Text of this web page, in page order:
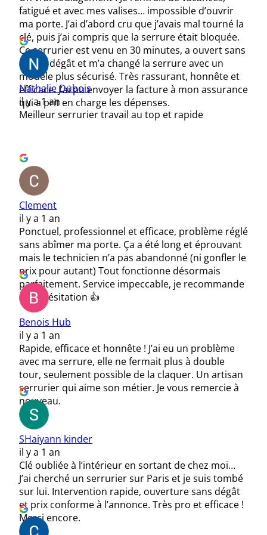
fatigué et avec mes valises… impossible d’ouvrir
ma porte. J’ai d’abord cru que j’avais mal tourné la
clé, puis j’ai compris que la serrure était bloquée.
Ce serrurier est venu en 30 minutes, a ouvert sans
aucun dégât et m’a changé la serrure avec un
modèle plus sécurisé. Très rassurant, honnête et
efficace. J’ai pu envoyer la facture à mon assurance
qui a prit en charge les dépenses.
Nathalie Dubois
il y a 1 an
Meilleur serrurier travail au top et rapide
Clement
il y a 1 an
Ponctuel, professionnel et efficace, problème réglé
sans abîmer ma porte. Ça a été long et éprouvant
mais le technicien n’a pas abandonné (ni gonfler le
prix pour autant) Tout fonctionne désormais
parfaitement. Service impeccable, je recommande
sans hésitation 👍
Benois Hub
il y a 1 an
Rapide, efficace et honnête ! J’ai eu un problème
avec ma serrure, elle ne fermait plus à double
tour, seulement possible de la claquer. Un artisan
serrurier qui aime son métier. Je vous remercie à
nouveau.
SHaiyann kinder
il y a 1 an
Clé oubliée à l’intérieur en sortant de chez moi…
J’ai cherché un serrurier sur Paris et je suis tombé
sur lui. Intervention rapide, ouverture sans dégât
et prix conforme à l’annonce. Très pro et efficace !
Merci encore.